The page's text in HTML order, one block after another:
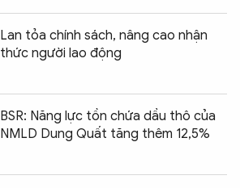
Lan tỏa chính sách, nâng cao nhận
thức người lao động
BSR: Năng lực tồn chứa dầu thô của
NMLD Dung Quất tăng thêm 12,5%